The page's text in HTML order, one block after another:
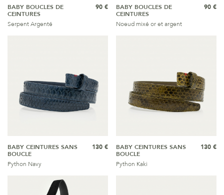
BABY BOUCLES DE
CEINTURES
Serpent Argenté
90 €
BABY BOUCLES DE
CEINTURES
Noeud mixé or et argent
90 €
BABY CEINTURES SANS
BOUCLE
Python Navy
130 €
BABY CEINTURES SANS
BOUCLE
Python Kaki
130 €